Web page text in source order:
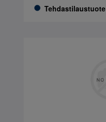
Tehdastilaustuote